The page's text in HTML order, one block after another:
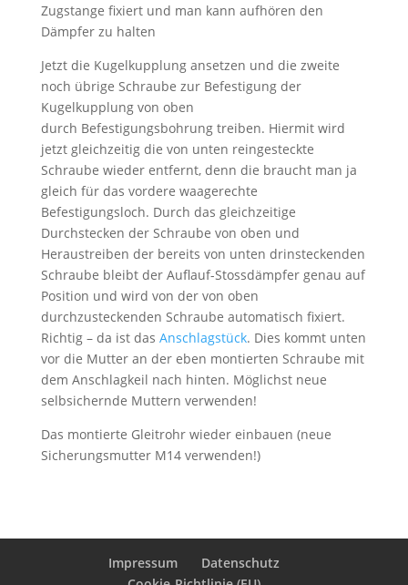
Zugstange fixiert und man kann aufhören den
Dämpfer zu halten
Jetzt die Kugelkupplung ansetzen und die zweite
noch übrige Schraube zur Befestigung der
Kugelkupplung von oben
durch Befestigungsbohrung treiben. Hiermit wird
jetzt gleichzeitig die von unten reingesteckte
Schraube wieder entfernt, denn die braucht man ja
gleich für das vordere waagerechte
Befestigungsloch. Durch das gleichzeitige
Durchstecken der Schraube von oben und
Heraustreiben der bereits von unten drinsteckenden
Schraube bleibt der Auflauf-Stossdämpfer genau auf
Position und wird von der von oben
durchzusteckenden Schraube automatisch fixiert.
Richtig – da ist das Anschlagstück. Dies kommt unten
vor die Mutter an der eben montierten Schraube mit
dem Anschlagkeil nach hinten. Möglichst neue
selbsichernde Muttern verwenden!
Das montierte Gleitrohr wieder einbauen (neue
Sicherungsmutter M14 verwenden!)
Impressum
Datenschutz